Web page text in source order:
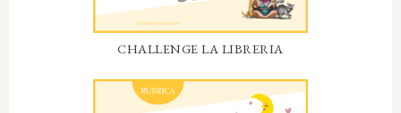
CHALLENGE LA LIBRERIA